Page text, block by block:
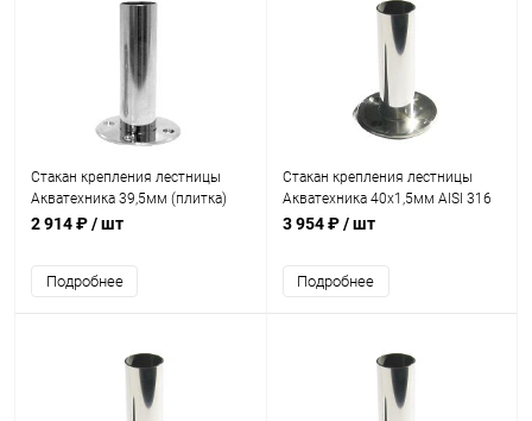
Стакан крепления лестницы
Акватехника 39,5мм (плитка)
(AT10.06.1)
2 914 ₽/ шт
Подробнее
Стакан крепления лестницы
Акватехника 40х1,5мм AISI 316
(AT10.08.1M)
3 954 ₽/ шт
Подробнее